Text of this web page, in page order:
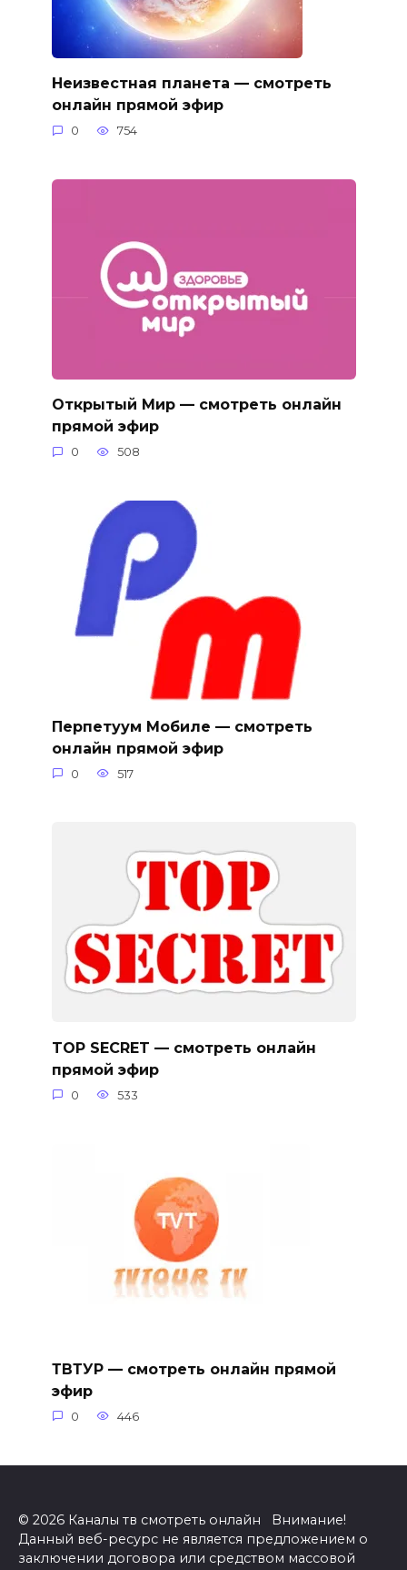
Неизвестная планета — смотреть
онлайн прямой эфир
0 754
Открытый Мир — смотреть онлайн
прямой эфир
0 508
Перпетуум Мобиле — смотреть
онлайн прямой эфир
0 517
TOP SECRET — смотреть онлайн
прямой эфир
0 533
ТВТУР — смотреть онлайн прямой
эфир
0 446
© 2026 Каналы тв смотреть онлайн Внимание!
Данный веб-ресурс не является предложением о
заключении договора или средством массовой